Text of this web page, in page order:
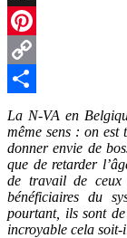
X
Pinterest
Copy
Link
Partager
La N-VA en
même sens : on
donner envie de
que de retarder
de travail de
bénéficiaires du
pourtant, ils sont
incroyable cela